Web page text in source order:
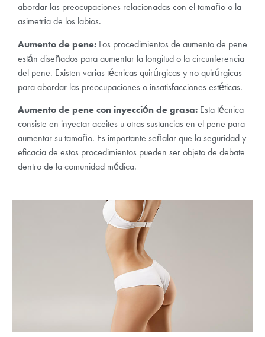
abordar las preocupaciones relacionadas con el tamaño o la
asimetría de los labios.
Aumento de pene: Los procedimientos de aumento de pene
están diseñados para aumentar la longitud o la circunferencia
del pene. Existen varias técnicas quirúrgicas y no quirúrgicas
para abordar las preocupaciones o insatisfacciones estéticas.
Aumento de pene con inyección de grasa: Esta técnica
consiste en inyectar aceites u otras sustancias en el pene para
aumentar su tamaño. Es importante señalar que la seguridad y
eficacia de estos procedimientos pueden ser objeto de debate
dentro de la comunidad médica.